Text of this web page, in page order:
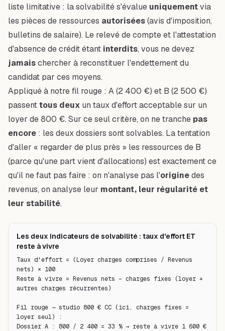
liste limitative : la solvabilité s'évalue uniquementvia
les pièces de ressources autorisées(avis d'imposition,
bulletins de salaire). Le relevé de compte et l'attestation
d'absence de crédit étant interdits, vous ne devez
jamaischercher à reconstituer l'endettement du
candidat par ces moyens.
Appliqué à notre fil rouge : A (2 400 €) et B (2 500 €)
passenttous deux un taux d'effort acceptable sur un
loyer de 800 €. Sur ce seul critère, on ne tranche pas
encore : les deux dossiers sont solvables. La tentation
d'aller « regarder de plus près » les ressources de B
(parce qu'une part vient d'allocations) est exactement ce
qu'il ne faut pas faire : on n'analyse pas l'originedes
revenus, on analyse leur montant, leur régularité et
leur stabilité.
Les deux indicateurs de solvabilité : taux d'effort ET
reste à vivre
Taux d'effort = (Loyer charges comprises / Revenus
nets) × 100
Reste à vivre = Revenus nets − charges fixes (loyer +
autres charges récurrentes)
Fil rouge — studio 800 € CC (ici, charges fixes =
loyer seul) :
Dossier A : 800 / 2 400 = 33 % → reste à vivre 1 600 €